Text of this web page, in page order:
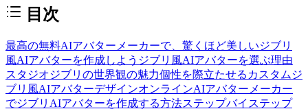
目次
最高の無料AIアバターメーカーで、驚くほど美しいジブリ
風AIアバターを作成しよう ジブリ風AIアバターを選ぶ理由
スタジオジブリの世界観の魅力個性を際立たせるカスタムジ
ブリ風AIアバターデザインオンラインAIアバターメーカー
でジブリAIアバターを作成する方法ステップバイステップ